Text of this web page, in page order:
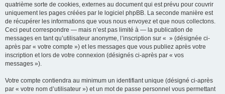
quatrième sorte de cookies, externes au document qui est prévu pour couvrir
uniquement les pages créées par le logiciel phpBB. La seconde manière est
de récupérer les informations que vous nous envoyez et que nous collectons.
Ceci peut correspondre — mais n’est pas limité à — la publication de
messages en tant qu’utilisateur anonyme, l’inscription sur « » (désignée ci-
après par « votre compte ») et les messages que vous publiez après votre
inscription et lors de votre connexion (désignés ci-après par « vos
messages »).
Votre compte contiendra au minimum un identifiant unique (désigné ci-après
par « votre nom d’utilisateur ») et un mot de passe personnel vous permettant